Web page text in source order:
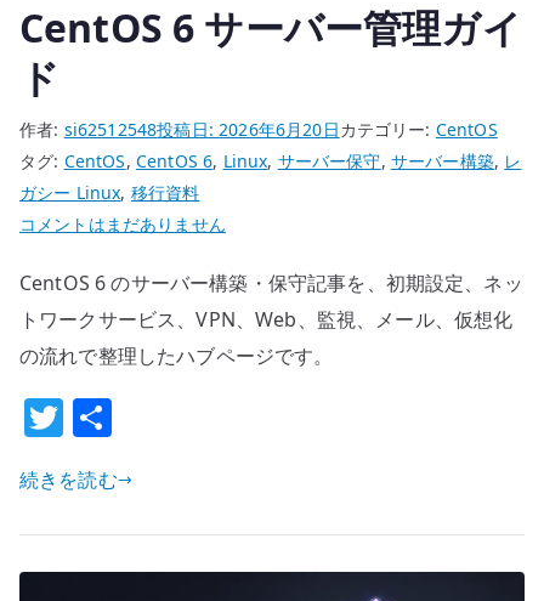
CentOS 6 サーバー管理ガイ
ド
作者: si62512548投稿日:2026年6月20日カテゴリー: CentOS
タグ: CentOS, CentOS 6, Linux, サーバー保守, サーバー構築, レ
ガシー Linux, 移行資料
CentOS
サ
ー
バ
管
理
ガ
ド
へ
コメントはまだありません
CentOS 6 のサーバー構築・保守記事を、初期設定、ネッ
トワークサービス、VPN、Web、監視、メール、仮想化
の流れで整理したハブページです。
T
w
it
te
r
続きを読む